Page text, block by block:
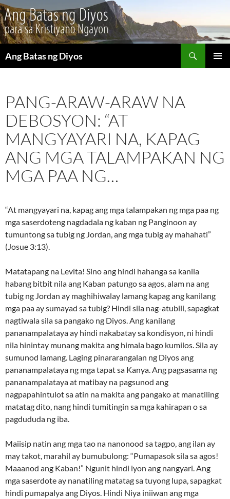
Ang Batas ng Diyos
PANG-ARAW-ARAW NA
DEBOSYON: “AT
MANGYAYARI NA, KAPAG
ANG MGA TALAMPAKAN NG
MGA PAA NG…
“At mangyayari na, kapag ang mga talampakan ng mga paa ng
mga saserdoteng nagdadala ng kaban ng Panginoon ay
tumuntong sa tubig ng Jordan, ang mga tubig ay mahahati”
(Josue 3:13).
Matatapang na Levita! Sino ang hindi hahanga sa kanila
habang bitbit nila ang Kaban patungo sa agos, alam na ang
tubig ng Jordan ay maghihiwalay lamang kapag ang kanilang
mga paa ay sumayad sa tubig? Hindi sila nag-atubili, sapagkat
nagtiwala sila sa pangako ng Diyos. Ang kanilang
pananampalataya ay hindi nakabatay sa kondisyon, ni hindi
nila hinintay munang makita ang himala bago kumilos. Sila ay
sumunod lamang. Laging pinararangalan ng Diyos ang
pananampalataya ng mga tapat sa Kanya. Ang pagsasama ng
pananampalataya at matibay na pagsunod ang
nagpapahintulot sa atin na makita ang pangako at manatiling
matatag dito, nang hindi tumitingin sa mga kahirapan o sa
pagdududa ng iba.
Maiisip natin ang mga tao na nanonood sa tagpo, ang ilan ay
may takot, marahil ay bumubulong: “Pumapasok sila sa agos!
Maaanod ang Kaban!” Ngunit hindi iyon ang nangyari. Ang
mga saserdote ay nanatiling matatag sa tuyong lupa, sapagkat
hindi pumapalya ang Diyos. Hindi Niya iniiwan ang mga